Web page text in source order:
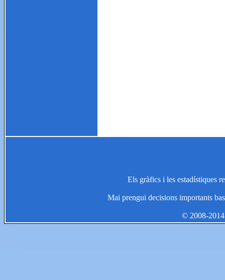
Els gràfics i les estadístiques
Mai prengui decisions importants
© 2008-